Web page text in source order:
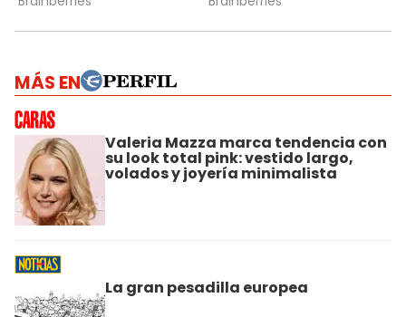
MÁS EN
Valeria Mazza marca tendencia con
su look total pink: vestido largo,
volados y joyería minimalista
La gran pesadilla europea